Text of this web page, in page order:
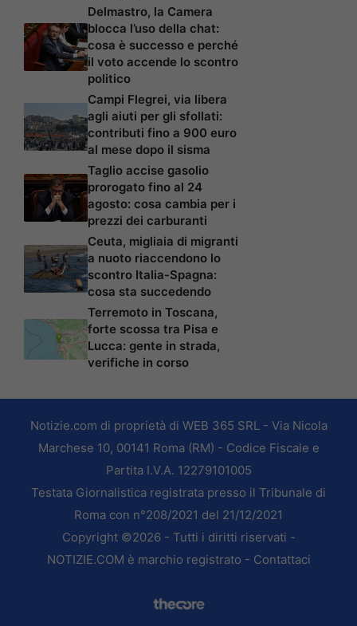
Delmastro, la Camera
blocca l’uso della chat:
cosa è successo e perché
il voto accende lo scontro
politico
Campi Flegrei, via libera
agli aiuti per gli sfollati:
contributi fino a 900 euro
al mese dopo il sisma
Taglio accise gasolio
prorogato fino al 24
agosto: cosa cambia per i
prezzi dei carburanti
Ceuta, migliaia di migranti
a nuoto riaccendono lo
scontro Italia-Spagna:
cosa sta succedendo
Terremoto in Toscana,
forte scossa tra Pisa e
Lucca: gente in strada,
verifiche in corso
Notizie.com di proprietà di WEB 365 SRL - Via Nicola
Marchese 10, 00141 Roma (RM) - Codice Fiscale e
Partita I.V.A. 12279101005
Testata Giornalistica registrata presso il Tribunale di
Roma con n°208/2021 del 21/12/2021
Copyright ©2026 - Tutti i diritti riservati -
NOTIZIE.COM è marchio registrato - Contattaci